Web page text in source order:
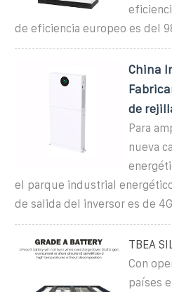
de eficiencia europeo es del
China
de
Para
nueva
el parque industrial energético
de salida del inversor es de
TBEA
Con
países